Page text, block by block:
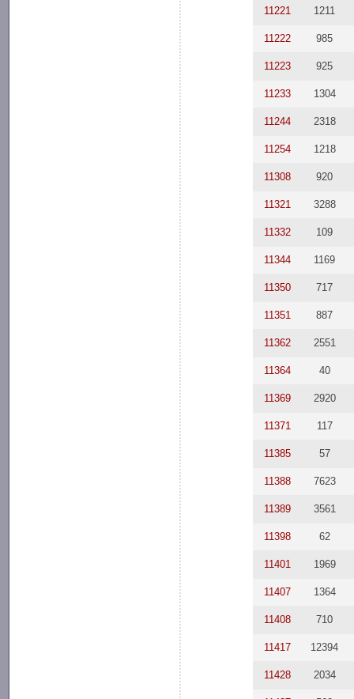
11221 1211
11222 985
11223 925
11233 1304
11244 2318
11254 1218
11308 920
11321 3288
11332 109
11344 1169
11350 717
11351 887
11362 2551
11364 40
11369 2920
11371 117
11385 57
11388 7623
11389 3561
11398 62
11401 1969
11407 1364
11408 710
11417 12394
11428 2034